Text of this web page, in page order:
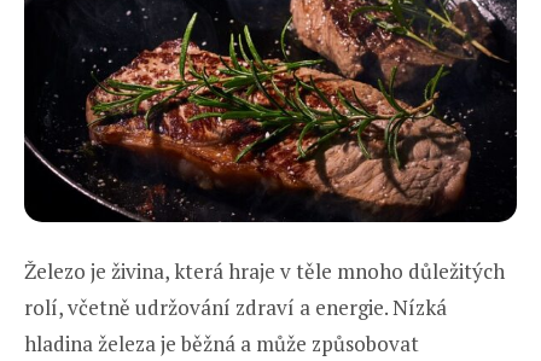
Železo je živina, která hraje v těle mnoho důležitých
rolí, včetně udržování zdraví a energie. Nízká
hladina železa je běžná a může způsobovat